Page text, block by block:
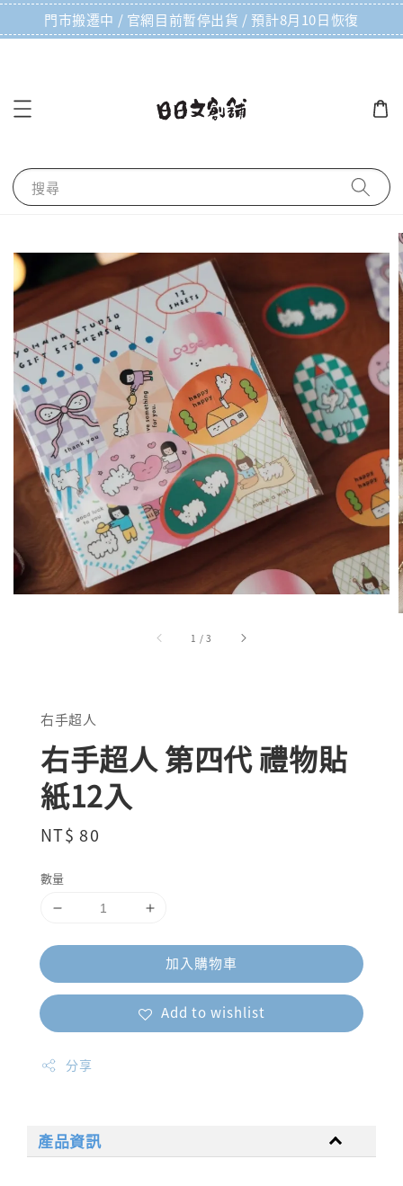
門市搬遷中 / 官網目前暫停出貨 / 預計8月10日恢復
搜尋
1 /3
右手超人
右手超人 第四代 禮物貼
紙12入
Regular
NT$ 80
數量
加入購物車
Add to wishlist
分享
產品資訊